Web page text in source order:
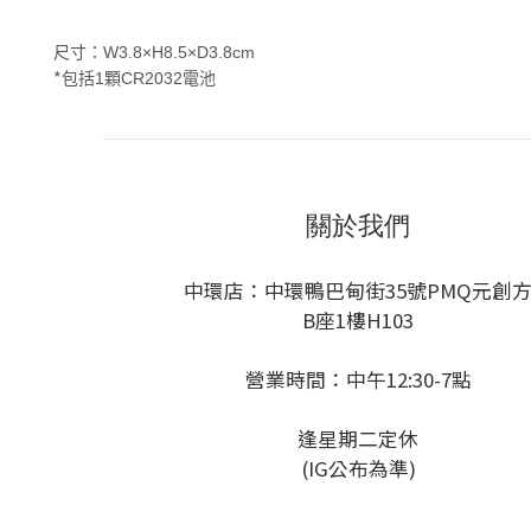
尺寸： W3.8×H8.5×D3.8cm
*包括1 顆CR2032電池
關於我們
中環店：中環鴨巴甸街35號PMQ元創方
B座1樓H103
營業時間：中午12:30-7點
逢星期二定休
(IG公布為準)